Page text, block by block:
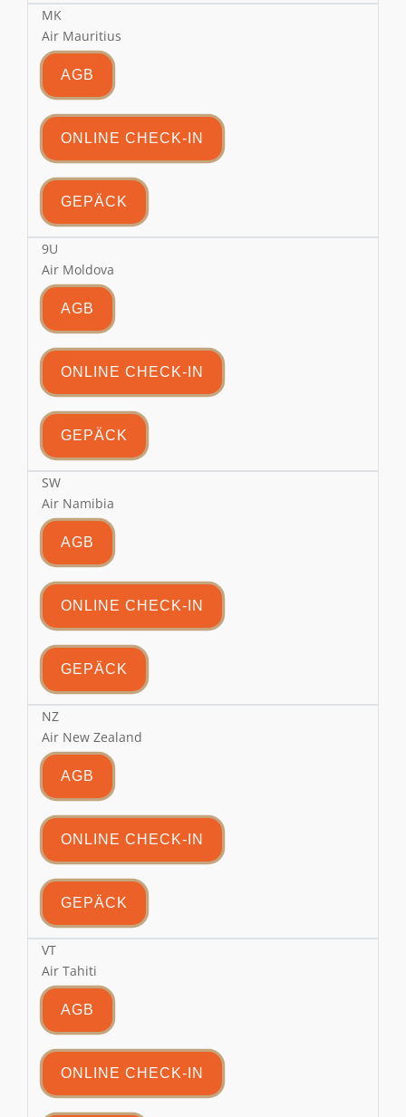
MK
Air Mauritius
AGB
ONLINE CHECK-IN
GEPÄCK
9U
Air Moldova
AGB
ONLINE CHECK-IN
GEPÄCK
SW
Air Namibia
AGB
ONLINE CHECK-IN
GEPÄCK
NZ
Air New Zealand
AGB
ONLINE CHECK-IN
GEPÄCK
VT
Air Tahiti
AGB
ONLINE CHECK-IN